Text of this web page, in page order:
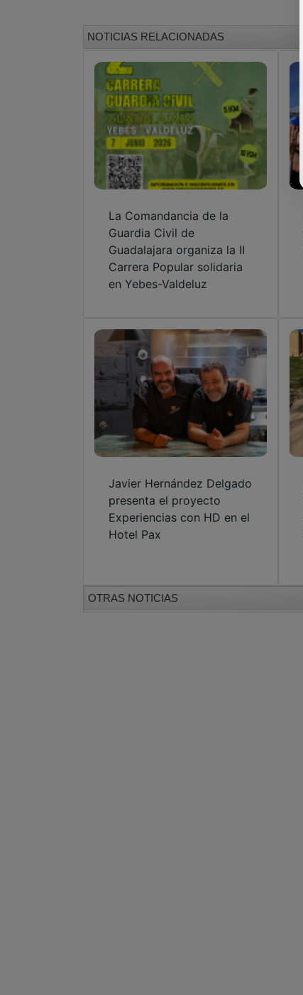
NOTICIAS RELACIONADAS
La Comandancia de la
Guardia Civil de
Guadalajara organiza la II
Carrera Popular solidaria
en Yebes-Valdeluz
Javier Hernández Delgado
presenta el proyecto
Experiencias con HD en el
Hotel Pax
OTRAS NOTICIAS